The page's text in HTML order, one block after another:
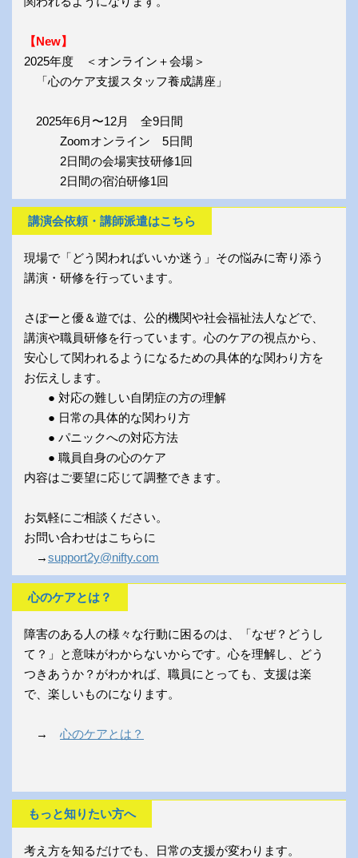
【New】
2025年度 ＜オンライン＋会場＞
「心のケア支援スタッフ養成講座」
2025年6月〜12月 全9日間
Zoomオンライン 5日間
2日間の会場実技研修1回
2日間の宿泊研修1回
講演会依頼・講師派遣はこちら
現場で「どう関わればいいか迷う」その悩みに寄り添う
講演・研修を行っています。
さぽーと優＆遊では、公的機関や社会福祉法人などで、
講演や職員研修を行っています。心のケアの視点から、
安心して関われるようになるための具体的な関わり方を
お伝えします。
● 対応の難しい自閉症の方の理解
● 日常の具体的な関わり方
● パニックへの対応方法
● 職員自身の心のケア
内容はご要望に応じて調整できます。
お気軽にご相談ください。
お問い合わせはこちらに
→support2y@nifty.com
心のケアとは？
障害のある人の様々な行動に困るのは、「なぜ？どうし
て？」と意味がわからないからです。心を理解し、どう
つきあうか？がわかれば、職員にとっても、支援は楽
で、楽しいものになります。
→ 心のケアとは？
もっと知りたい方へ
考え方を知るだけでも、日常の支援が変わります。